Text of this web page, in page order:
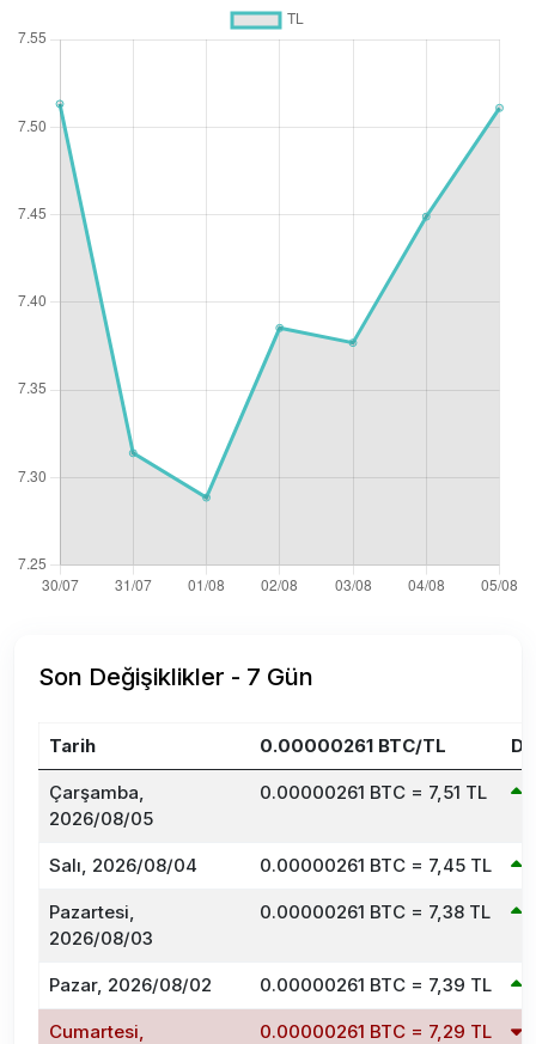
Son Değişiklikler - 7 Gün
Tarih 0.00000261 BTC/TL
Çarşamba,
2026/08/05
0.00000261 BTC = 7,51 TL
Salı, 2026/08/04 0.00000261 BTC = 7,45 TL
Pazartesi,
2026/08/03
0.00000261 BTC = 7,38 TL
Pazar, 2026/08/02 0.00000261 BTC = 7,39 TL
Cumartesi,
0.00000261 BTC = 7,29 TL